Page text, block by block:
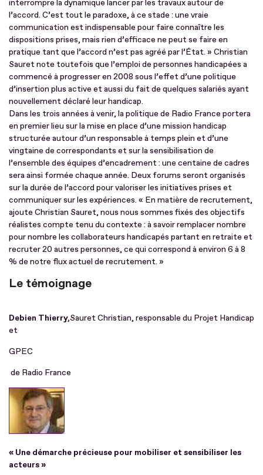
interrompre la dynamique lancer par les travaux autour de
l’accord. C’est tout le paradoxe, à ce stade : une vraie
communication est indispensable pour faire connaître les
dispositions prises, mais rien d’efficace ne peut se faire en
pratique tant que l’accord n’est pas agréé par l’État. » Christian
Sauret note toutefois que l’emploi de personnes handicapées a
commencé à progresser en 2008 sous l’effet d’une politique
d’insertion plus active et aussi du fait de quelques salariés ayant
nouvellement déclaré leur handicap.
Dans les trois années à venir, la politique de Radio France portera
en premier lieu sur la mise en place d’une mission handicap
structurée autour d’un responsable à temps plein et d’une
vingtaine de correspondants et sur la sensibilisation de
l’ensemble des équipes d’encadrement : une centaine de cadres
sera ainsi formée chaque année. Deux forums seront organisés
sur la durée de l’accord pour valoriser les initiatives prises et
communiquer sur les expériences. « En matière de recrutement,
ajoute Christian Sauret, nous nous sommes fixés des objectifs
réalistes compte tenu du contexte : à savoir remplacer nombre
pour nombre les collaborateurs handicapés partant en retraite et
recruter 20 autres personnes, ce qui correspond à environ 6 à 8
% de notre flux actuel de recrutement. »
Le témoignage
Debien Thierry,Sauret Christian, responsable du Projet Handicap
et
GPEC
de Radio France
« Une démarche précieuse pour mobiliser et sensibiliser les
acteurs »